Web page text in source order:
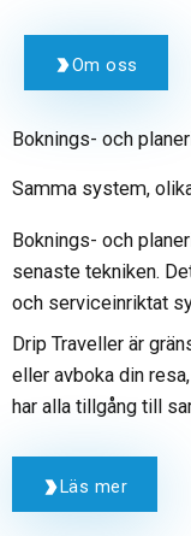
Om oss
Boknings- och
Samma system,
Boknings- och
senaste tekniken.
och serviceinriktat
Drip Traveller är
eller avboka din
har alla tillgång till
Läs mer